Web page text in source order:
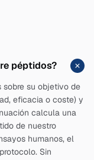
péptidos?
sobre su objetivo de
eficacia o coste) y
calcula una
de nuestro
humanos, el
Sin